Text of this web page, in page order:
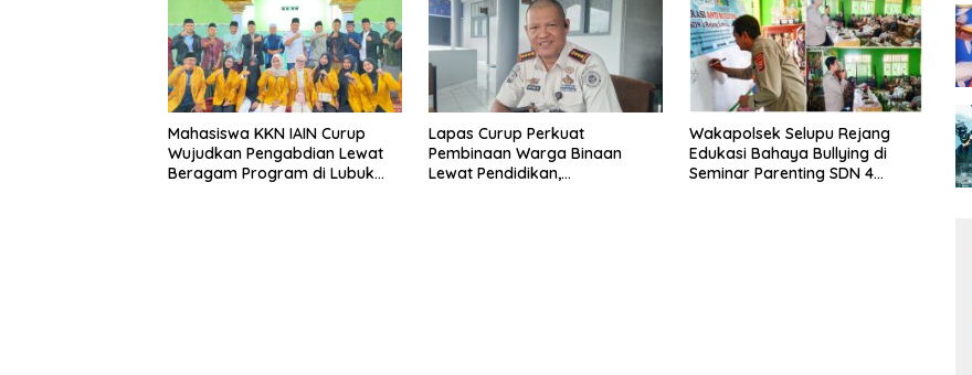
Mahasiswa KKN IAIN Curup
Wujudkan Pengabdian Lewat
Beragam Program di Lubuk
Lapas Curup Perkuat
Pembinaan Warga Binaan
Lewat Pendidikan,
Wakapolsek Selupu Rejang
Edukasi Bahaya Bullying di
Seminar Parenting SDN 4